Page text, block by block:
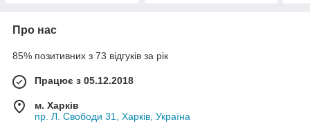
Про нас
85% позитивних з 73 відгуків за рік
Працює з 05.12.2018
м. Харків
пр. Л. Свободи 31, Харків, Україна